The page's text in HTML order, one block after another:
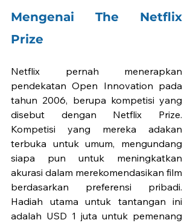
Mengenai The Netflix
Prize
Netflix pernah menerapkan
pendekatan Open Innovation pada
tahun 2006, berupa kompetisi yang
disebut dengan Netflix Prize.
Kompetisi yang mereka adakan
terbuka untuk umum, mengundang
siapa pun untuk meningkatkan
akurasi dalam merekomendasikan film
berdasarkan preferensi pribadi.
Hadiah utama untuk tantangan ini
adalah USD 1 juta untuk pemenang